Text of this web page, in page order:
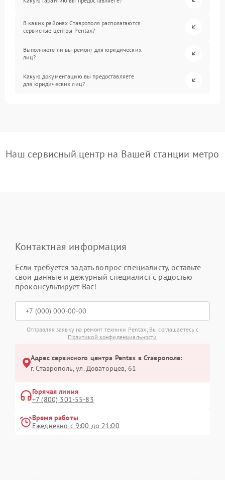
В каких районах Ставрополя располагаются
сервисные центры Pentax?
Выполняете ли вы ремонт для юридических
лиц?
Какую документацию вы предоставляете
для юридических лиц?
Наш сервисный центр на Вашей станции метро
Контактная информация
Если требуется задать вопрос специалисту, оставьте
свои данные и дежурный специалист с радостью
проконсультирует Вас!
Отправляя заявку на ремонт техники Pentax, Вы соглашаетесь с
Политикой конфиденциальности
Адрес сервисного центра Pentax в Ставрополе:
г. Ставрополь, ул. Доваторцев, 61
Горячая линия
+7 (800) 301-55-83
Время работы
Ежедневно с 9:00 до 21:00